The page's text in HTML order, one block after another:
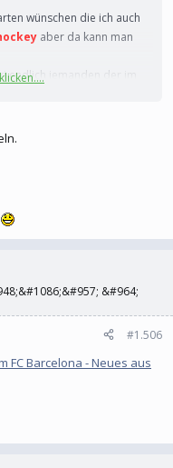
wünschen die ich auch
aber da kann man
endlich jemanden der im
&#964;
#1.506
FC Barcelona - Neues aus